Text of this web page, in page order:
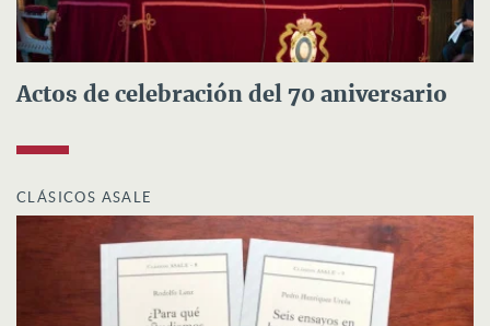
Actos de celebración del 70 aniversario
CLÁSICOS ASALE